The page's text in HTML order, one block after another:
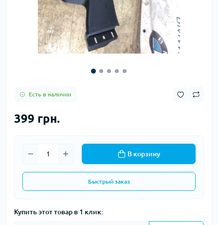
Есть в наличии
399 грн.
В корзину
Быстрый заказ
Купить этот товар в 1 клик: